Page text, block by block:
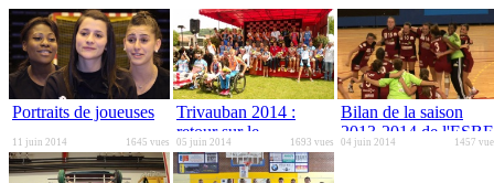
Portraits de joueuses
11 juin 2014 1645 vues
Trivauban 2014 :
retour sur le
paratriathlon
05 juin 2014 1693 vues
Bilan de la saison
2013-2014 de l'ESBF
04 juin 2014 1457